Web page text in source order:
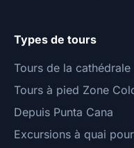
Types de tours
Tours de la cathédrale
Tours à pied Zone
Depuis Punta Cana
Excursions à quai